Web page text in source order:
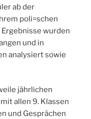
ab der
poli=schen
wurden
und in
analysiert sowie
jährlichen
allen 9. Klassen
und Gesprächen